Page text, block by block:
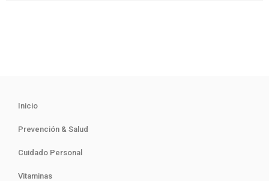
Inicio
Prevención & Salud
Cuidado Personal
Vitaminas